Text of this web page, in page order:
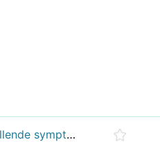
Hva er svimlende og fallende symptomer på dobbeltsyn, sløret tale?